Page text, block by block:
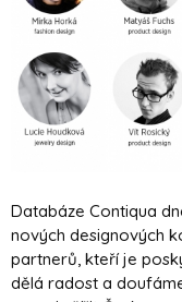
Databáze Contiqua
nových designových
partnerů, kteří je
dělá radost a